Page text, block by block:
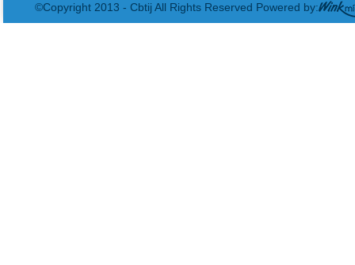
©Copyright 2013 - Cbtij All Rights Reserved Powered by: